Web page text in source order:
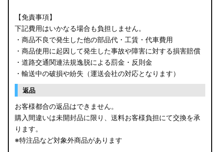
【免責事項】
下記費用はいかなる場合も負担しません。
・商品不良で発生した他の部品代・工賃・代車費用
・商品使用に起因して発生した事故や障害に対する損害賠償
・道路交通関連法規逸脱による罰金・反則金
・輸送中の破損や紛失（運送会社の対応となります）
返品
お客様都合の返品はできません。
購入間違いは未開封品に限り、送料お客様負担にて交換を承
ります。
※特注品など対象外商品があります